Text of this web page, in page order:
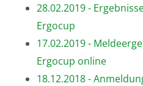
28.02.2019 -
Ergocup
17.02.2019 -
Ergocup online
18.12.2018 -